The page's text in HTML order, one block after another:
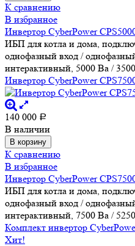
К сравнению
В избранное
Инвертор CyberPower
ИБП для котла и дома,
однофазный вход /
интерактивный, 5000 Ва /
Инвертор CyberPower
140 000 Р
В наличии
В корзину
К сравнению
В избранное
Инвертор CyberPower
ИБП для котла и дома,
однофазный вход /
интерактивный, 7500 Ва /
Комплект инвертор
Хит!